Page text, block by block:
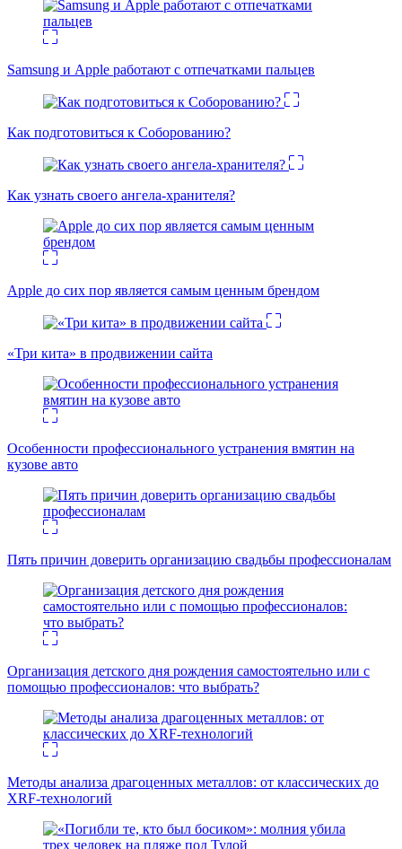
Samsung и Apple работают с отпечатками пальцев
Как подготовиться к Соборованию?
Как узнать своего ангела-хранителя?
Apple до сих пор является самым ценным брендом
«Три кита» в продвижении сайта
Особенности профессионального устранения вмятин на
кузове авто
Пять причин доверить организацию свадьбы профессионалам
Организация детского дня рождения самостоятельно или с
помощью профессионалов: что выбрать?
Методы анализа драгоценных металлов: от классических до
XRF-технологий